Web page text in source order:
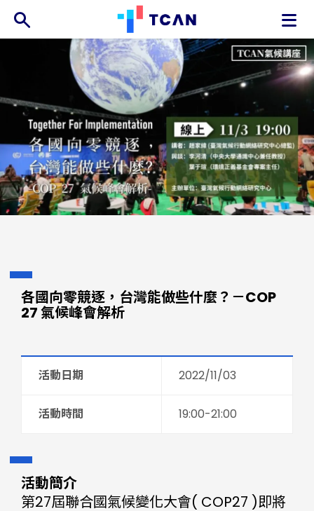
TCAN
台
灣
氣
候
行
網
絡
各國向零競逐，台灣能做些什麼？－COP
27 氣候峰會解析
活動日期 2022/11/03
活動時間 19:00-21:00
活動簡介
第27屆聯合國氣候變化大會( COP27 )即將